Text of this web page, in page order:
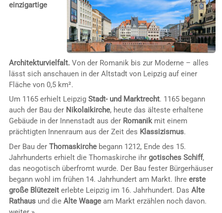
einzigartige
Architekturvielfalt.Von der Romanik bis zur Moderne – alles
lässt sich anschauen in der Altstadt von Leipzig auf einer
Fläche von 0,5 km².
Um 1165 erhielt Leipzig Stadt- und Marktrecht. 1165 begann
auch der Bau der Nikolaikirche, heute das älteste erhaltene
Gebäude in der Innenstadt aus der Romanikmit einem
prächtigten Innenraum aus der Zeit des Klassizismus.
Der Bau der Thomaskirchebegann 1212, Ende des 15.
Jahrhunderts erhielt die Thomaskirche ihr gotisches Schiff,
das neogotisch überfromt wurde. Der Bau fester Bürgerhäuser
begann wohl im frühen 14. Jahrhundert am Markt. Ihre erste
große Blütezeiterlebte Leipzig im 16. Jahrhundert. Das Alte
Rathausund die Alte Waageam Markt erzählen noch davon.